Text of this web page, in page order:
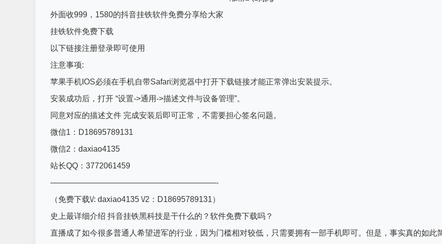
外面收999，1580的抖音挂铁软件免费分享给大家
挂铁软件免费下载
以下链接注册登录即可使用
注意事项:
苹果手机IOS必须在手机自带Safari浏览器中打开下载链接才能正常弹出安装提示。
安装成功后，打开 “设置->通用->描述文件与设备管理”。
同意对应的描述文件 完成安装后即可正常，不需要担心签名问题。
微信1：D18695789131
微信2：daxiao4135
站长QQ：3772061459
—————————————————————-
（免费下载\/: daxiao4135 \/2：D18695789131）
史上最详细介绍 抖音挂铁黑科技是干什么的？软件免费下载吗？
直播成了如今很多普通人希望进军的行业，因为门槛相对较低，只需要拥有一部手机即可。但是，事实真的如此